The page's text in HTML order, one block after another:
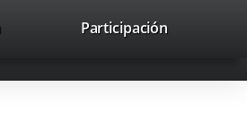
Participación